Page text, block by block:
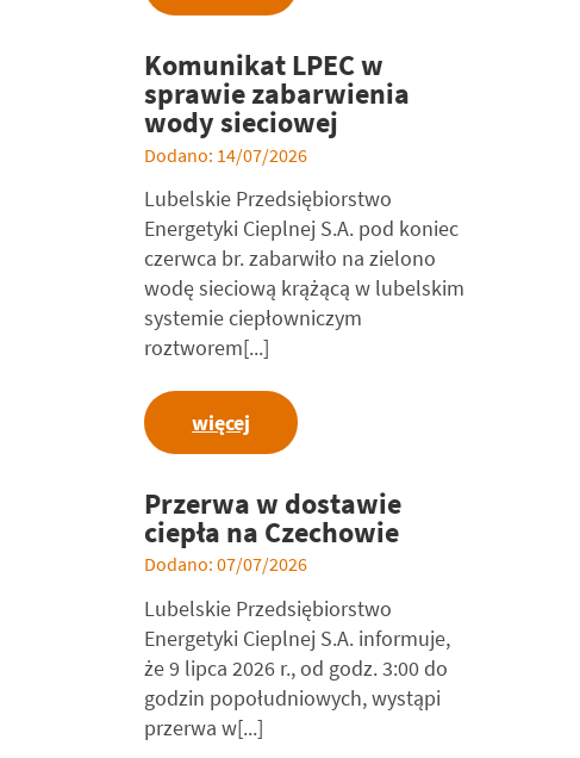
Komunikat LPEC w
sprawie zabarwienia
wody sieciowej
Dodano: 14/07/2026
Lubelskie Przedsiębiorstwo
Energetyki Cieplnej S.A. pod koniec
czerwca br. zabarwiło na zielono
wodę sieciową krążącą w lubelskim
systemie ciepłowniczym
roztworem[...]
więcej
Przerwa w dostawie
ciepła na Czechowie
Dodano: 07/07/2026
Lubelskie Przedsiębiorstwo
Energetyki Cieplnej S.A. informuje,
że 9 lipca 2026 r., od godz. 3:00 do
godzin popołudniowych, wystąpi
przerwa w[...]